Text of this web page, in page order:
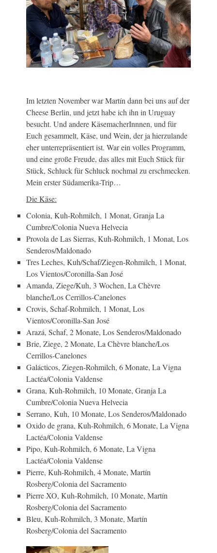
Im letzten November war Martín dann bei uns auf der
Cheese Berlin, und jetzt habe ich ihn in Uruguay
besucht. Und andere KäsemacherInnnen, und für
Euch gesammelt, Käse, und Wein, der ja hierzulande
eher unterrepräsentiert ist. War ein volles Programm,
und eine große Freude, das alles mit Euch Stück für
Stück, Schluck für Schluck nochmal zu erschmecken.
Mein erster Südamerika-Trip…
Die Käse:
Colonia, Kuh-Rohmilch, 1 Monat, Granja La
Cumbre/Colonia Nueva Helvecia
Provola de Las Sierras, Kuh-Rohmilch, 1 Monat, Los
Senderos/Maldonado
Tres Leches, Kuh/Schaf/Ziegen-Rohmilch, 1 Monat,
Los Vientos/Coronilla-San José
Amanda, Ziege/Kuh, 3 Wochen, La Chèvre
blanche/Los Cerrillos-Canelones
Crovis, Schaf-Rohmilch, 1 Monat, Los
Vientos/Coronilla-San José
Arazá, Schaf, 2 Monate, Los Senderos/Maldonado
Brie, Ziege, 2 Monate, La Chèvre blanche/Los
Cerrillos-Canelones
Galácticos, Ziegen-Rohmilch, 6 Monate, La Vigna
Lactéa/Colonia Valdense
Grana, Kuh-Rohmilch, 10 Monate, Granja La
Cumbre/Colonia Nueva Helvecia
Serrano, Kuh, 10 Monate, Los Senderos/Maldonado
Oxido de grana, Kuh-Rohmilch, 6 Monate, La Vigna
Lactéa/Colonia Valdense
Pipo, Kuh-Rohmilch, 6 Monate, La Vigna
Lactéa/Colonia Valdense
Pierre, Kuh-Rohmilch, 4 Monate, Martín
Rosberg/Colonia del Sacramento
Pierre XO, Kuh-Rohmilch, 10 Monate, Martín
Rosberg/Colonia del Sacramento
Bleu, Kuh-Rohmilch, 3 Monate, Martín
Rosberg/Colonia del Sacramento